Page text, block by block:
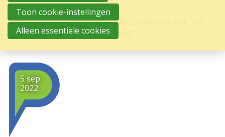
HOME
HR ACTUEEL
GROTERE KANS OP BURN-OUT NA ZOMERVAKANTIE; DIT
ZIJN AANDACHTSPUNTEN VOOR HR
5 sep
2022
Toon cookie-instellingen
Alleen essentiële cookies